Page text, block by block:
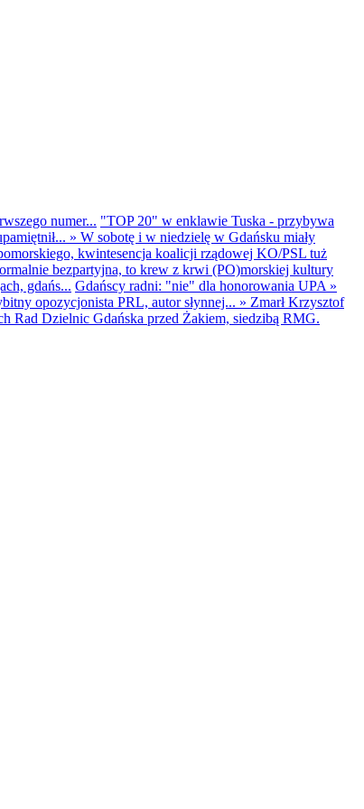
numer... "TOP 20" w enklawie Tuska - przybywa
» W sobotę i w niedzielę w Gdańsku miały
kwintesencja koalicji rządowej KO/PSL tuż
bezpartyjna, to krew z krwi (PO)morskiej kultury
gdańs... Gdańscy radni: "nie" dla honorowania UPA »
opozycjonista PRL, autor słynnej... » Zmarł Krzysztof
Rad Dzielnic Gdańska przed Żakiem, siedzibą RMG.